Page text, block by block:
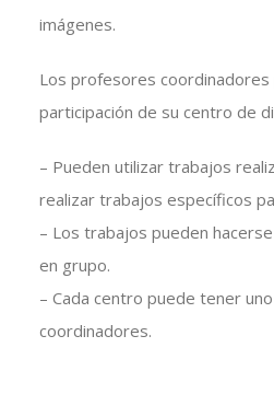
imágenes.
Los profesores coordinadores
participación de su centro de
– Pueden utilizar trabajos
realizar trabajos específicos
– Los trabajos pueden
en grupo.
– Cada centro puede tener
coordinadores.